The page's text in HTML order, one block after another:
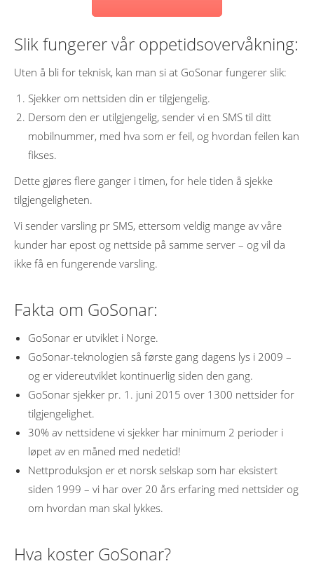
Slik fungerer vår oppetidsovervåkning:
Uten å bli for teknisk, kan man si at GoSonar fungerer slik:
Sjekker om nettsiden din er tilgjengelig.
Dersom den er utilgjengelig, sender vi en SMS til ditt
mobilnummer, med hva som er feil, og hvordan feilen kan
fikses.
Dette gjøres flere ganger i timen, for hele tiden å sjekke
tilgjengeligheten.
Vi sender varsling pr SMS, ettersom veldig mange av våre
kunder har epost og nettside på samme server – og vil da
ikke få en fungerende varsling.
Fakta om GoSonar:
GoSonar er utviklet i Norge.
GoSonar-teknologien så første gang dagens lys i 2009 –
og er videreutviklet kontinuerlig siden den gang.
GoSonar sjekker pr. 1. juni 2015 over 1300 nettsider for
tilgjengelighet.
30% av nettsidene vi sjekker har minimum 2 perioder i
løpet av en måned med nedetid!
Nettproduksjon er et norsk selskap som har eksistert
siden 1999 – vi har over 20 års erfaring med nettsider og
om hvordan man skal lykkes.
Hva koster GoSonar?